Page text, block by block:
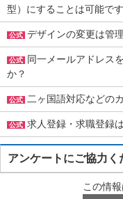
型）にすることは可能で
公式 デザインの変更は管
公式
同一メールアドレス
か？
公式 二ヶ国語対応などの
公式 求人登録・求職登録
アンケートにご協力く
この情